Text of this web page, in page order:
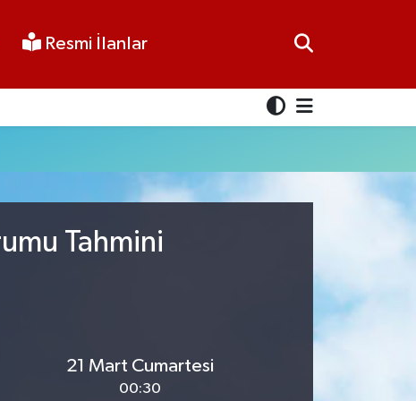
Resmi İlanlar
Tahmini
21 Mart Cumartesi
00:30